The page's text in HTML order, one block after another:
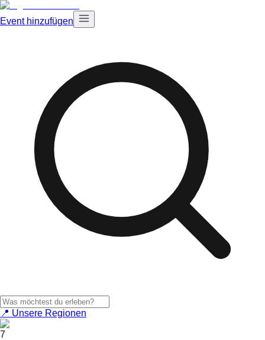
Event hinzufügen
📍 Unsere Regionen
7